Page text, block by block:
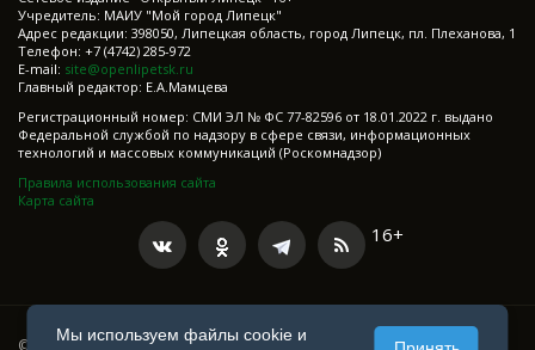
Учредитель: МАИУ "Мой город Липецк"
Адрес редакции: 398050, Липецкая область, город Липецк, пл. Плеханова, 1
Телефон: +7 (4742) 285-972
E-mail: site@openlipetsk.ru
Главный редактор: Е.А.Мамцева
Регистрационный номер: СМИ ЭЛ № ФС 77-82596 от 18.01.2022 г. выдано
Федеральной службой по надзору в сфере связи, информационных
технологий и массовых коммуникаций (Роскомнадзор)
Правила использования сайта
Карта сайта
16+
© 2021-2025 Все права защищены
Мы используем файлы cookie и